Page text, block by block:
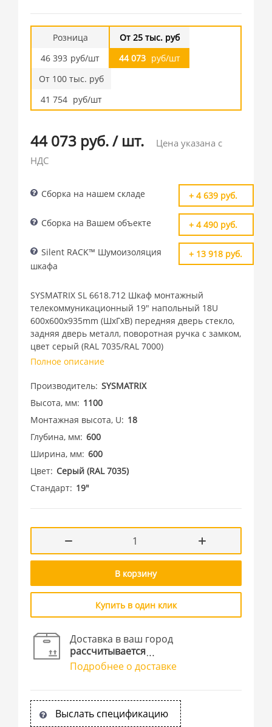
Розница
46 393 руб/шт
От 25 тыс. руб
44 073 руб/шт
От 100 тыс. руб
41 754 руб/шт
44 073 руб./ шт.
Цена указана с
НДС
Сборка на нашем складе + 4 639 руб.
Сборка на Вашем объекте + 4 490 руб.
Silent RACK™ Шумоизоляция
шкафа
+ 13 918 руб.
SYSMATRIX SL 6618.712 Шкаф монтажный
телекоммуникационный 19" напольный 18U
600x600x935mm (ШхГхВ) передняя дверь стекло,
задняя дверь металл, поворотная ручка с замком,
цвет серый (RAL 7035/RAL 7000)
Полное описание
Производитель SYSMATRIX
Высота, мм
1100
Монтажная высота, U
18
Глубина, мм 600
Ширина, мм 600
Цвет Cерый (RAL 7035)
Стандарт 19"
В корзину
Купить в один клик
Доставка в ваш город
рассчитывается
Подробнее о доставке
Выслать спецификацию